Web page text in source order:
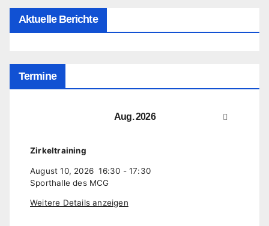
Aktuelle Berichte
Termine
Aug. 2026
Zirkeltraining
August 10, 2026 16:30 -17:30
Sporthalle des MCG
Weitere Details anzeigen